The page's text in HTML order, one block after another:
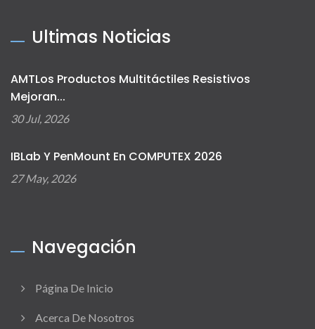
Ultimas Noticias
AMTLos Productos Multitáctiles Resistivos
Mejoran...
30 Jul, 2026
IBLab Y PenMount En COMPUTEX 2026
27 May, 2026
Navegación
Página De Inicio
Acerca De Nosotros